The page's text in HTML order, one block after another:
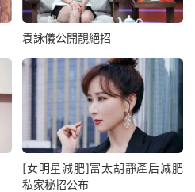
袁詠儀公開靚絕招
[女明星減肥]富太胡靜產后減肥
私家秘招公布